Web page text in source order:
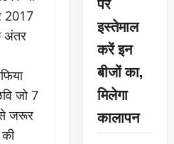
2017
अंतर
जो 7
जरूर
इस्तेमाल
करें इन
बीजों का,
मिलेगा
कालापन